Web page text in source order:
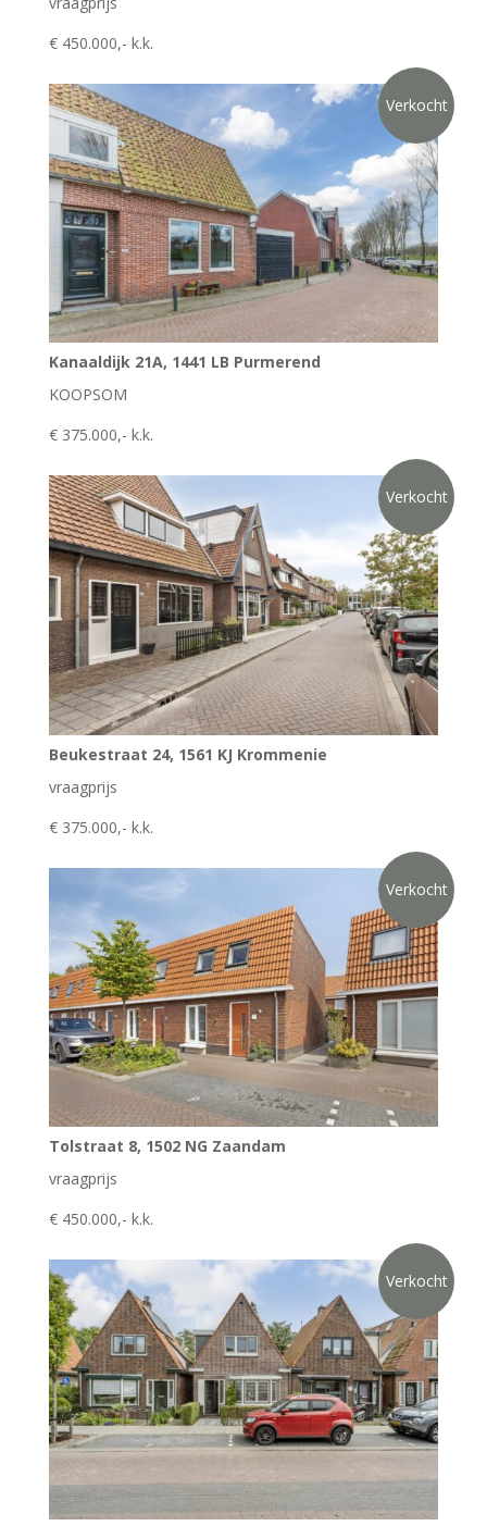
€ 450.000,- k.k.
Verkocht
Kanaaldijk 21A, 1441 LB Purmerend
KOOPSOM
€ 375.000,- k.k.
Verkocht
Beukestraat 24, 1561 KJ Krommenie
vraagprijs
€ 375.000,- k.k.
Verkocht
Tolstraat 8, 1502 NG Zaandam
vraagprijs
€ 450.000,- k.k.
Verkocht